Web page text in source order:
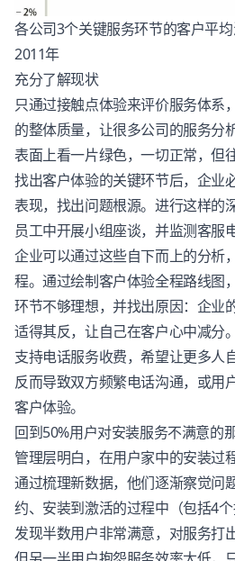
各公司3个关键服务环节的客户平均
2011年
充分了解现状
只通过接触点体验来评价服务体系
的整体质量，让很多公司的服务分
表面上看一片绿色，一切正常，但
找出客户体验的关键环节后，企业
表现，找出问题根源。进行这样的
员工中开展小组座谈，并监测客服
企业可以通过这些自下而上的分析
程。通过绘制客户体验全程路线图
环节不够理想，并找出原因：企业
适得其反，让自己在客户心中减分
支持电话服务收费，希望让更多人
反而导致双方频繁电话沟通，或用
客户体验。
回到50%用户对安装服务不满意的
管理层明白，在用户家中的安装过
通过梳理新数据，他们逐渐察觉问
约、安装到激活的过程中（包括4个
发现半数用户非常满意，对服务打